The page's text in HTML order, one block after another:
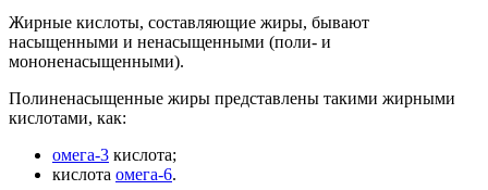
Жирные кислоты, составляющие жиры, бывают
насыщенными и ненасыщенными (поли- и
мононенасыщенными).
Полиненасыщенные жиры представлены такими жирными
кислотами, как:
омега-3 кислота;
кислота омега-6.